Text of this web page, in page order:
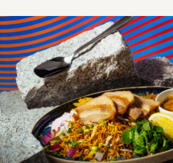
GLASS-LAB株式会社
株式会社オカムラ
株式会社ENO.STUDIO
日本商工会議所
ユウキ食品株式会社、株式会社広
株式会社ひらく